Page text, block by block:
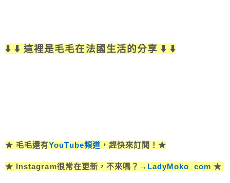
⬇️ ⬇️ 這裡是毛毛在法國生活的分享 ⬇️ ⬇️
★ 毛毛還有YouTube頻道 ，趕快來訂閱！★
★ Instagram很常在更新，不來嗎？→ LadyMoko_com ★